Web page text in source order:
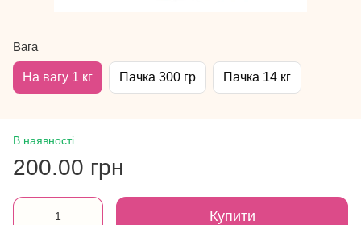
Вага
На вагу 1 кг Пачка 300 гр Пачка 14 кг
В наявності
200.00 грн
Купити